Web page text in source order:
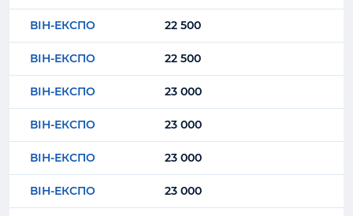
ВІН-ЕКСПО 22 500
ВІН-ЕКСПО 22 500
ВІН-ЕКСПО 23 000
ВІН-ЕКСПО 23 000
ВІН-ЕКСПО 23 000
ВІН-ЕКСПО 23 000